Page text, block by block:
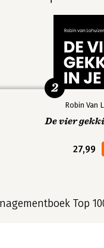
Robin Van
De vier
27,99
2
Top